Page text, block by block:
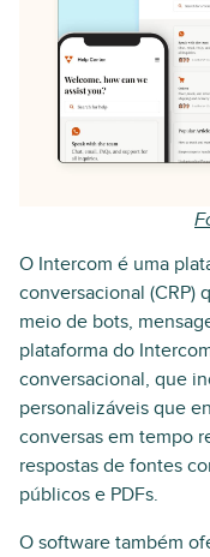
O Intercom é uma
conversacional (CRP)
meio de bots,
plataforma do
conversacional, que
personalizáveis que
conversas em tempo
respostas de fontes
públicos e PDFs.
O software também